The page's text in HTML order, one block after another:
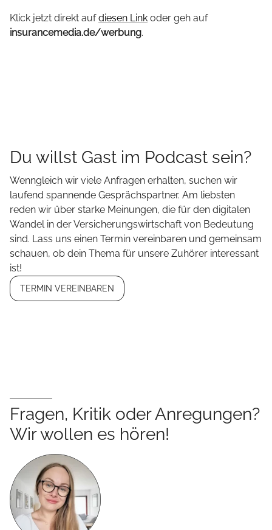
Klick jetzt direkt aufdiesen Link oder geh auf
insurancemedia.de/werbung.
Du willst Gast im Podcast sein?
Wenngleich wir viele Anfragen erhalten, suchen wir
laufend spannende Gesprächspartner. Am liebsten
reden wir über starke Meinungen, die für den digitalen
Wandel in der Versicherungswirtschaft von Bedeutung
sind. Lass uns einen Termin vereinbaren und gemeinsam
schauen, ob dein Thema für unsere Zuhörer interessant
ist!
TERMIN VEREINBAREN
Fragen, Kritik oder Anregungen?
Wir wollen es hören!